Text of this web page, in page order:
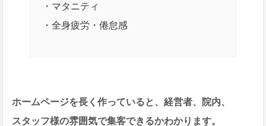
・マタニティ
・全身疲労・倦怠感
ホームページを長く作っていると、経営者、院内、
スタッフ様の雰囲気で集客できるかわかります。